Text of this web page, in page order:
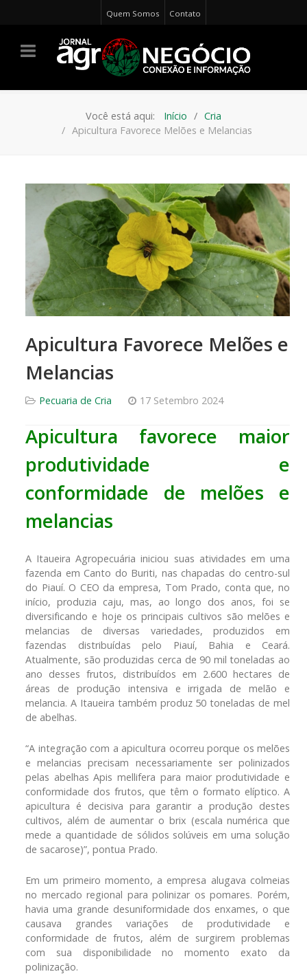
Quem Somos Contato
Você está aqui: Início
Cria
Apicultura Favorece Melões e Melancias
Apicultura Favorece Melões e
Melancias
Pecuaria de Cria 17 Setembro 2024
Apicultura favorece maior
produtividade e
conformidade de melões e
melancias
A Itaueira Agropecuária iniciou suas atividades em uma
fazenda em Canto do Buriti, nas chapadas do centro-sul
do Piauí. O CEO da empresa, Tom Prado, conta que, no
início, produzia caju, mas, ao longo dos anos, foi se
diversificando e hoje os principais cultivos são melões e
melancias de diversas variedades, produzidos em
fazendas distribuídas pelo Piauí, Bahia e Ceará.
Atualmente, são produzidas cerca de 90 mil toneladas ao
ano desses frutos, distribuídos em 2.600 hectares de
áreas de produção intensiva e irrigada de melão e
melancia. A Itaueira também produz 50 toneladas de mel
de abelhas.
“A integração com a apicultura ocorreu porque os melões
e melancias precisam necessariamente ser polinizados
pelas abelhas Apis mellifera para maior produtividade e
conformidade dos frutos, que têm o formato elíptico. A
apicultura é decisiva para garantir a produção destes
cultivos, além de aumentar o brix (escala numérica que
mede a quantidade de sólidos solúveis em uma solução
de sacarose)”, pontua Prado.
Em um primeiro momento, a empresa alugava colmeias
no mercado regional para polinizar os pomares. Porém,
havia uma grande desuniformidade dos enxames, o que
causava grandes variações de produtividade e
conformidade de frutos, além de surgirem problemas
com sua disponibilidade no momento exato da
polinização.